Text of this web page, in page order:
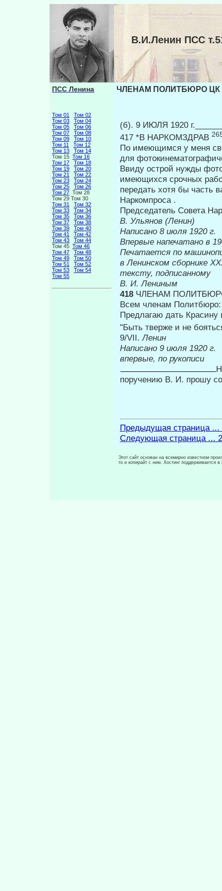
В.И.Ленин ПСС
ПСС Ленина
Том 01
Том 02
Том 03
Том 04
Том 05
Том 06
Том 07
Том 08
Том 09
Том 10
Том 11
Том 12
Том 13
Том 14
Том 15 Том 16
Том 17
Том 18
Том 19
Том 20
Том 21
Том 22
Том 23
Том 24
Том 25
Том 26
Том 27 Том 28
Том 29 Том 30
Том 31
Том 32
Том 33
Том 34
Том 35
Том 36
Том 37
Том 38
Том 39
Том 40
Том 41
Том 42
Том 43
Том 44
Том 45 Том 46
Том 47
Том 48
Том 49
Том 50
Том 51
Том 52
Том 53
Том 54
Том 55
ЧЛЕНАМ ПОЛИТБЮРО ЦК
(б). 9 ИЮЛЯ 1920
417 *В НАРКОМЗДРАВ
По имеющимся у меня
для
Ввиду острой нужды
имею­щихся срочных
передать хотя бы часть
Наркомпроса .
Председатель Совета
В. Ульянов (Ленин)
Написано 8 июля 1920 г.
Впервые
Печатается по
в Ленинском сборнике
тексту, подписанному
В. И. Лениным
418 ЧЛЕНАМ
Всем членам Политбюро:
Предлагаю дать Красину
"Быть тверже и не
9/VII.Ленин
Написано 9
впервые, по рукописи
поручению В. И. прошу
Предыдущая страница ...
Следующая страница ...
Этот сайт основан на всемирно известном
то и копирайт с ним. Хостинг поддерживается